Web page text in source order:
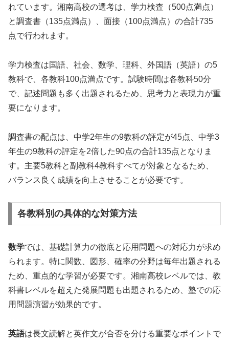
れています。湘南高校の選考は、学力検査（500点満点）
と調査書（135点満点）、面接（100点満点）の合計735
点で行われます。
学力検査は国語、社会、数学、理科、外国語（英語）の5
教科で、各教科100点満点です。試験時間は各教科50分
で、記述問題も多く出題されるため、思考力と表現力が重
要になります。
調査書の配点は、中学2年生の9教科の評定が45点、中学3
年生の9教科の評定を2倍した90点の合計135点となりま
す。主要5教科と副教科4教科すべてが対象となるため、
バランス良く成績を向上させることが必要です。
各教科別の具体的な対策方法
数学では、基礎計算力の徹底と応用問題への対応力が求め
られます。特に関数、図形、確率の分野は毎年出題される
ため、重点的な学習が必要です。湘南高校レベルでは、教
科書レベルを超えた発展問題も出題されるため、塾での応
用問題演習が効果的です。
英語は長文読解と英作文が合否を分ける重要なポイントで